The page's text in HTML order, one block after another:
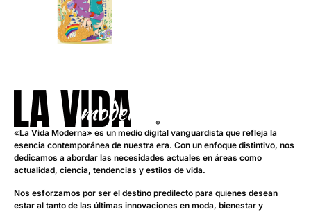
«La Vida Moderna» es un medio digital vanguardista que refleja la
esencia contemporánea de nuestra era. Con un enfoque distintivo, nos
dedicamos a abordar las necesidades actuales en áreas como
actualidad, ciencia, tendencias y estilos de vida.
Nos esforzamos por ser el destino predilecto para quienes desean
estar al tanto de las últimas innovaciones en moda, bienestar y